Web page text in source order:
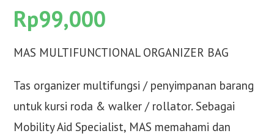
Rp99,000
MAS MULTIFUNCTIONAL ORGANIZER BAG
Tas organizer multifungsi / penyimpanan barang
untuk kursi roda & walker / rollator. Sebagai
Mobility Aid Specialist, MAS memahami dan